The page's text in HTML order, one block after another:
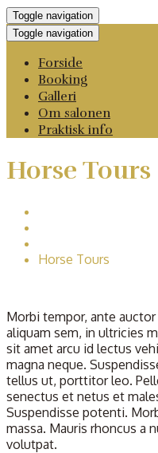
Toggle navigation
Toggle navigation
Forside
Booking
Galleri
Om salonen
Praktisk info
Horse Tours
Horse Tours
Morbi tempor, ante
aliquam sem, in ultricies
sit amet arcu id lectus
magna neque.
tellus ut, porttitor leo.
senectus et netus et
Suspendisse potenti.
massa. Mauris rhoncus a
volutpat.